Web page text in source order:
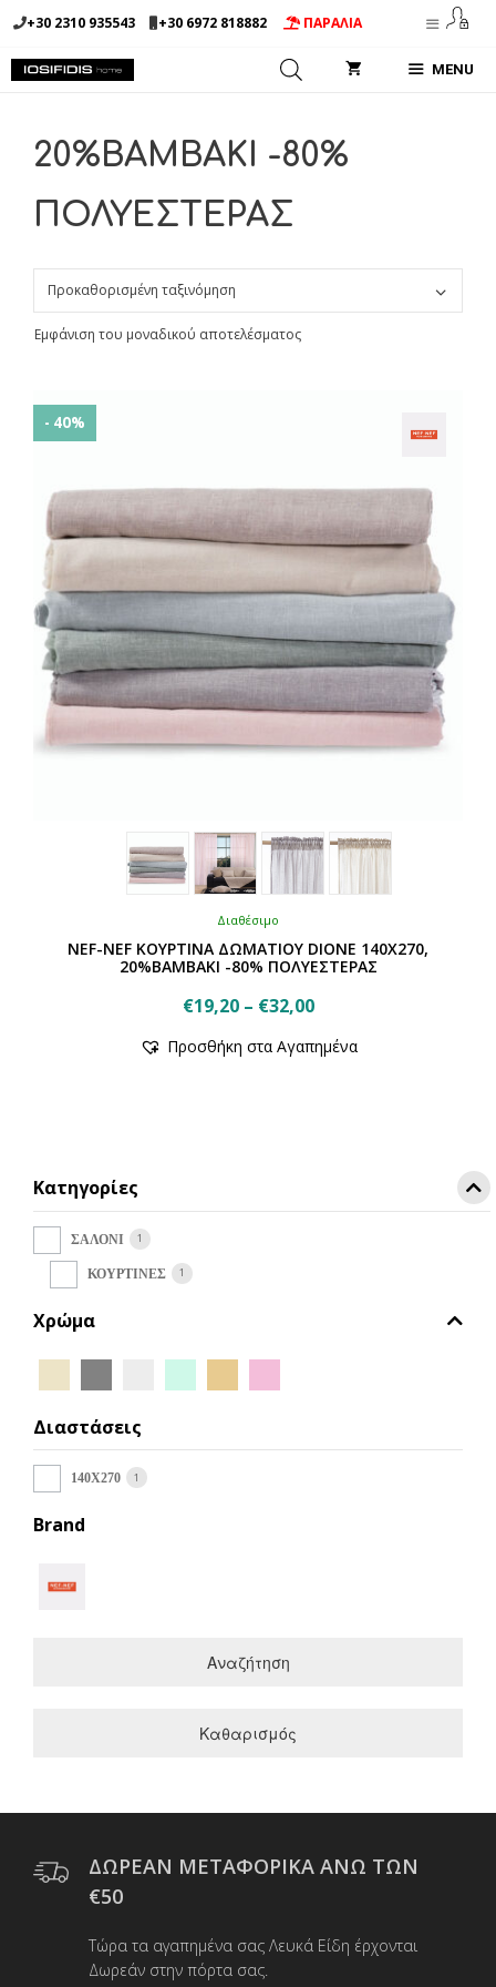
Μετάβαση
σε
περιεχόμενο
+30 2310 935543 +30 6972 818882 ΠΑΡΑΛΙΑ
MENU
20%ΒΑΜΒΑΚΙ -80%
ΠΟΛΥΕΣΤΕΡΑΣ
Εμφάνιση του μοναδικού αποτελέσματος
- 40%
Διαθέσιμο
NEF-NEF ΚΟΥΡΤΙΝΑ ΔΩΜΑΤΙΟΥ DIONE 140X270,
20%ΒΑΜΒΑΚΙ -80% ΠΟΛΥΕΣΤΕΡΑΣ
€19,20 – €32,00Price
€19,20
το
μπορούν
προϊόντος
Προσθήκη στα Αγαπημένα
Κατηγορίες
ΣΑΛΟΝΙ 1
ΚΟΥΡΤΙΝΕΣ 1
Χρώμα
Διαστάσεις
140X270 1
Brand
Αναζήτηση
Καθαρισμός
ΔΩΡΕΑΝ ΜΕΤΑΦΟΡΙΚΑ ΑΝΩ ΤΩΝ
€50
Τώρα τα αγαπημένα σας Λευκά Είδη έρχονται
Δωρεάν στην πόρτα σας.